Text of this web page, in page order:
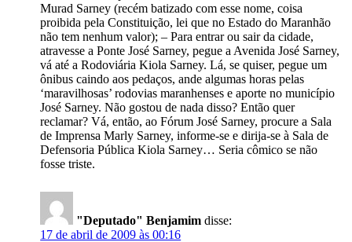
Murad Sarney (recém batizado com esse nome, coisa
proibida pela Constituição, lei que no Estado do Maranhão
não tem nenhum valor); – Para entrar ou sair da cidade,
atravesse a Ponte José Sarney, pegue a Avenida José Sarney,
vá até a Rodoviária Kiola Sarney. Lá, se quiser, pegue um
ônibus caindo aos pedaços, ande algumas horas pelas
‘maravilhosas’ rodovias maranhenses e aporte no município
José Sarney. Não gostou de nada disso? Então quer
reclamar? Vá, então, ao Fórum José Sarney, procure a Sala
de Imprensa Marly Sarney, informe-se e dirija-se à Sala de
Defensoria Pública Kiola Sarney… Seria cômico se não
fosse triste.
"Deputado" Benjamim disse:
17 de abril de 2009 às 00:16